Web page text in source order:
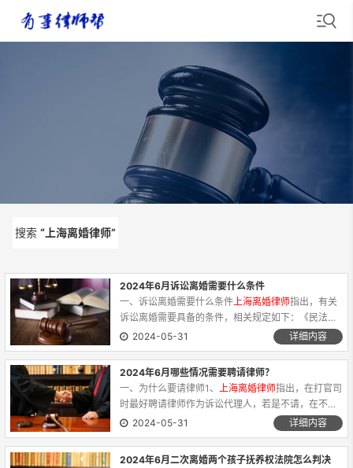
搜索 “上海离婚律师”
2024年6月诉讼离婚需要什么条件
一、诉讼离婚需要什么条件上海离婚律师指出，有关
诉讼离婚需要具备的条件，相关规定如下：《民法
典》第一千零七十九条 男女一方要求离婚的，可以由
有关组织进行调解或者直接向人民法院提起离婚诉
讼。人民法院审理离婚...
2024-05-31 详细内容
2024年6月哪些情况需要聘请律师？
一、为什么要请律师1、 上海离婚律师指出，在打官司
时最好聘请律师作为诉讼代理人，若是不请，在不清
楚相关法律法规时，也应该向律师进行一些咨询。2、
原因如下：首先，律师通晓法律，能够指点迷津，较
2024-05-31 详细内容
2024年6月二次离婚两个孩子抚养权法院怎么判决